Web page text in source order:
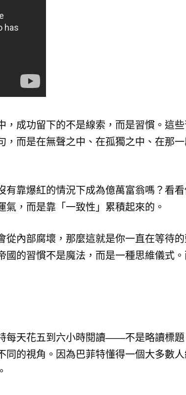
成功留下的不是線索，而是習慣。這
而是在無聲之中、在孤獨之中、在那
靠爆紅的情況下成為億萬富翁嗎？看
，而是靠「一致性」累積起來的。
內部腐壞，那麼這就是你一直在等待
的習慣不是魔法，而是一種思維儀式。
每天花五到六小時閱讀——不是略讀標
的視角。因為巴菲特懂得一個大多數